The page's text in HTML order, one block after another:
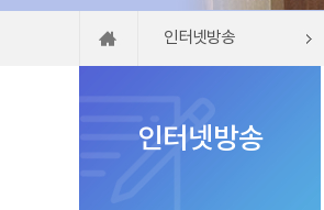
인터넷방송
인터넷방송